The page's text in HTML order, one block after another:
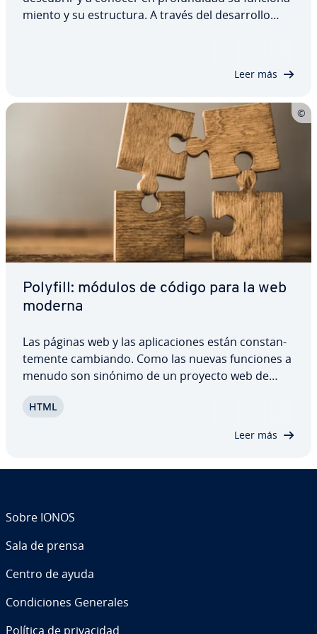
mie­n­to y su es­tru­c­tu­ra. A través del de­sa­rro­llo
Leer más
Polyfill: módulos de código para la web
moderna
Las páginas web y las apli­ca­cio­nes están co­n­s­ta­n­
te­me­n­te cambiando. Como las nuevas funciones a
menudo son sinónimo de un proyecto web de
n­to, se procede a su im­ple­me­n­ta­ción sin mayor
HTML
Leer más
Sobre IONOS
Sala de prensa
Centro de ayuda
Co­n­di­cio­nes Generales
Política de pri­va­ci­dad